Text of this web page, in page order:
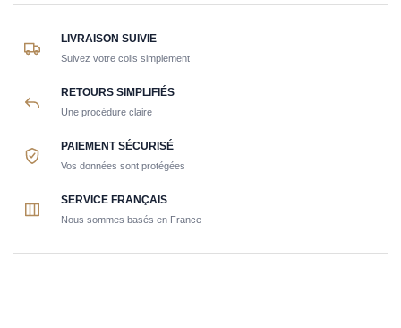
LIVRAISON SUIVIE
Suivez votre colis simplement
RETOURS SIMPLIFIÉS
Une procédure claire
PAIEMENT SÉCURISÉ
Vos données sont protégées
SERVICE FRANÇAIS
Nous sommes basés en France